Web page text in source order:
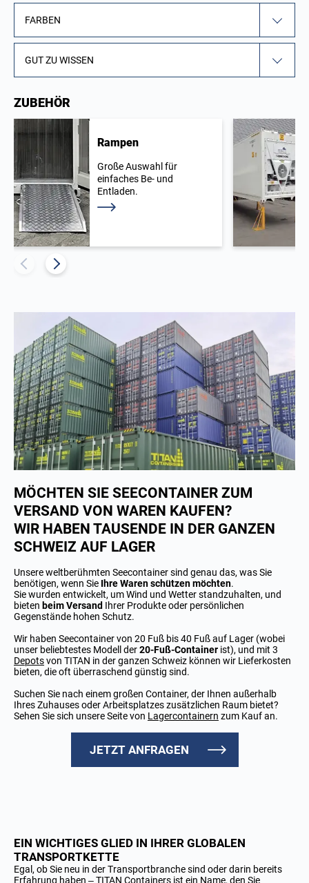
FARBEN
GUT ZU WISSEN
ZUBEHÖR
Rampen
Große Auswahl für
einfaches Be- und
Entladen.
Weiterlesen
MÖCHTEN SIE SEECONTAINER ZUM
VERSAND VON WAREN KAUFEN?
WIR HABEN TAUSENDE IN DER GANZEN
SCHWEIZ AUF LAGER
Unsere weltberühmten Seecontainer sind genau das, was Sie
benötigen, wenn Sie Ihre Waren schützen möchten.
Sie wurden entwickelt, um Wind und Wetter standzuhalten, und
bieten beim Versand Ihrer Produkte oder persönlichen
Gegenstände hohen Schutz.
Wir haben Seecontainer von 20 Fuß bis 40 Fuß auf Lager (wobei
unser beliebtestes Modell der20-Fuß-Container ist), und mit 3
Depotsvon TITAN in der ganzen Schweiz können wir Lieferkosten
bieten, die oft überraschend günstig sind.
Suchen Sie nach einem großen Container, der Ihnen außerhalb
Ihres Zuhauses oder Arbeitsplatzes zusätzlichen Raum bietet?
Sehen Sie sich unsere Seite von Lagercontainern zum Kauf an.
JETZT ANFRAGEN
EIN WICHTIGES GLIED IN IHRER GLOBALEN
TRANSPORTKETTE
Egal, ob Sie neu in der Transportbranche sind oder darin bereits
Erfahrung haben – TITAN Containers ist ein Name, den Sie